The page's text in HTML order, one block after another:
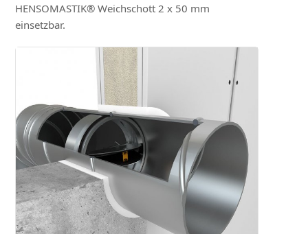
HENSOMASTIK® Weichschott 2 x 50 mm
einsetzbar.